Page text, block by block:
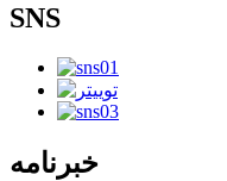
SNS
خبرنامه